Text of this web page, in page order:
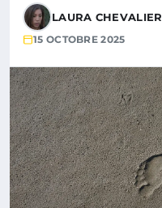
LAURA CHEVALIER
15 OCTOBRE 2025